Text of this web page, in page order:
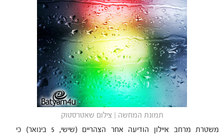
תמונת המחשה | צילום שאטרסטוק
משטרת מרחב איילון הודיעה אחר הצהריים (שישי, 5 בינואר) כי